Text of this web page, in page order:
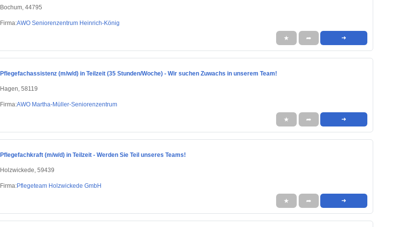
Bochum, 44795
Firma:AWO Seniorenzentrum Heinrich-König
★ ➦ ➜
Pflegefachassistenz (m/w/d) in Teilzeit (35 Stunden/Woche) - Wir suchen Zuwachs in unserem Team!
Hagen, 58119
Firma:AWO Martha-Müller-Seniorenzentrum
★ ➦ ➜
Pflegefachkraft (m/w/d) in Teilzeit - Werden Sie Teil unseres Teams!
Holzwickede, 59439
Firma:Pflegeteam Holzwickede GmbH
★ ➦ ➜